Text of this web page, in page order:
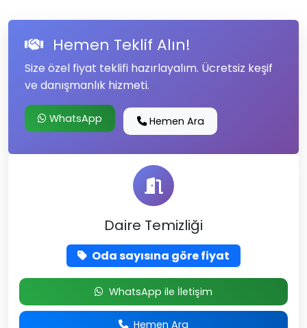
Hemen Teklif Alın!
Size özel fiyat teklifi hazırlayalım. Ücretsiz keşif
ve danışmanlık hizmeti.
WhatsApp Hemen Ara
Daire Temizliği
Oda sayısına göre fiyat
WhatsApp ile İletişim
Hemen Ara